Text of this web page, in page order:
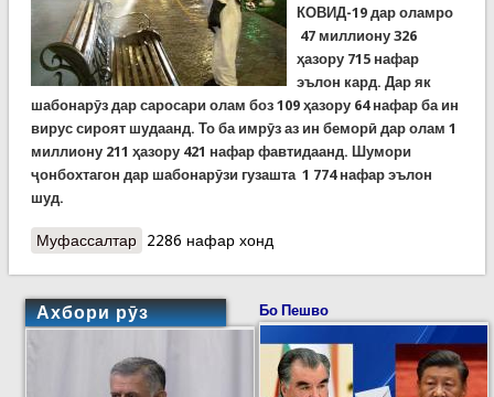
КОВИД-19 дар оламро
47 миллиону 326
ҳазору 715 нафар
эълон кард. Дар як
шабонарӯз дар саросари олам боз 109 ҳазору 64 нафар ба ин
вирус сироят шудаанд. То ба имрӯз аз ин беморӣ дар олам 1
миллиону 211 ҳазору 421 нафар фавтидаанд. Шумори
ҷонбохтагон дар шабонарӯзи гузашта 1 774 нафар эълон
шуд.
Муфассалтаро Covid-19: Шумори мубталоён дар олам аз 47
2286 нафар хонд
Ахбори рӯз Бо Пешво